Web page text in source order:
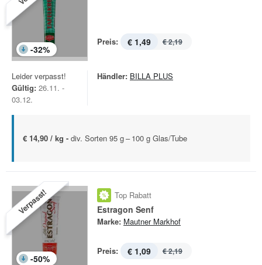
-32%
Preis: € 1,49 € 2,19
Leider verpasst!
Gültig: 26.11. -
03.12.
Händler: BILLA PLUS
€ 14,90 / kg - div. Sorten 95 g – 100 g Glas/Tube
Verpasst!
-50%
Top Rabatt
Estragon Senf
Marke: Mautner Markhof
Preis: € 1,09 € 2,19